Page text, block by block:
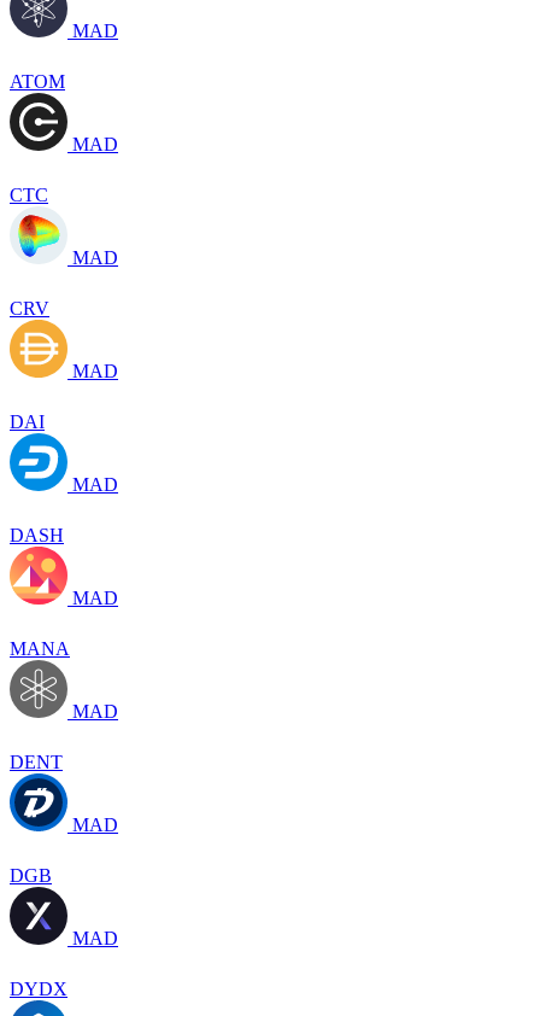
MAD
ATOM
MAD
CTC
MAD
CRV
MAD
DAI
MAD
DASH
MAD
MANA
MAD
DENT
MAD
DGB
MAD
DYDX